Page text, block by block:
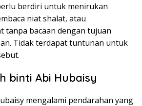
berdiri untuk menirukan
niat shalat, atau
tanpa bacaan dengan tujuan
Tidak terdapat tuntunan untuk
binti Abi Hubaisy
mengalami pendarahan yang